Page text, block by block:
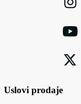
Uslovi prodaje